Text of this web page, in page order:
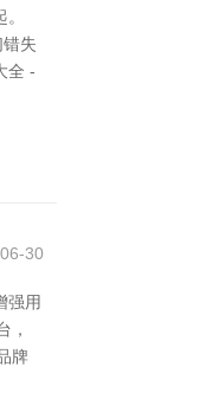
失
全 -
30
强用
，
牌